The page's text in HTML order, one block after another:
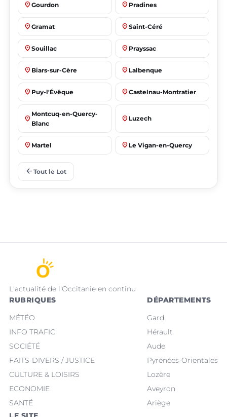
place Gourdon place Pradines
place Gramat place Saint-Céré
place Souillac place Prayssac
place Biars-sur-Cère place Lalbenque
place Puy-l'Évêque place Castelnau-Montratier
place
Montcuq-en-Quercy-
Blanc
place Luzech
place Martel place Le Vigan-en-Quercy
place
arrow_back Tout le Lot
L'actualité de l'Occitanie en continu
RUBRIQUES
MÉTÉO
INFO TRAFIC
SOCIÉTÉ
FAITS-DIVERS / JUSTICE
CULTURE & LOISIRS
ECONOMIE
SANTÉ
DÉPARTEMENTS
Gard
Hérault
Aude
Pyrénées-Orientales
Lozère
Aveyron
Ariège